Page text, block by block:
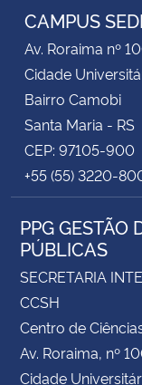
CAMPUS
Av. Roraima nº
Cidade
Bairro Camobi
Santa Maria - RS
CEP: 97105-900
+55 (55) 3220-
PPG GESTÃO
PÚBLICAS
SECRETARIA
CCSH
Centro de
Av. Roraima, nº
Cidade